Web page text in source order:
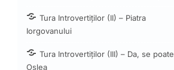
Tura Introvertiților (II) – Piatra
Iorgovanului
Tura Introvertiților (III) – Da, se poate
Oslea